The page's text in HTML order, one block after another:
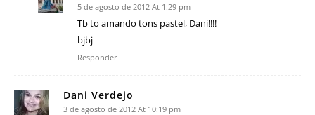
5 de agosto de 2012 At 1:29 pm
Tb to amando tons pastel, Dani!!!!
bjbj
Responder
Dani Verdejo
3 de agosto de 2012 At 10:19 pm